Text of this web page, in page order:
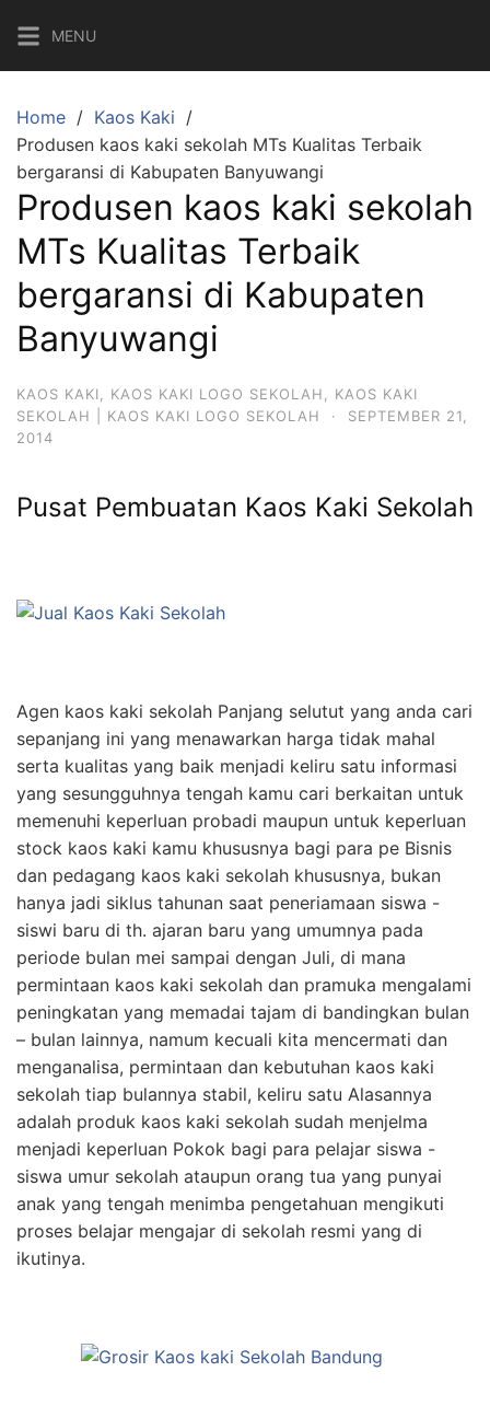
content
MENU
Home
Kaos Kaki
Produsen kaos kaki sekolah MTs Kualitas Terbaik
bergaransi di Kabupaten Banyuwangi
Produsen kaos kaki sekolah
MTs Kualitas Terbaik
bergaransi di Kabupaten
Banyuwangi
KAOS KAKI KAOS KAKI LOGO SEKOLAH
KAOS KAKI
SEKOLAH | KAOS KAKI LOGO SEKOLAH
·
SEPTEMBER 21,
2014
Pusat Pembuatan Kaos Kaki Sekolah
Agen kaos kaki sekolah Panjang selutut yang anda cari
sepanjang ini yang menawarkan harga tidak mahal
serta kualitas yang baik menjadi keliru satu informasi
yang sesungguhnya tengah kamu cari berkaitan untuk
memenuhi keperluan probadi maupun untuk keperluan
stock kaos kaki kamu khususnya bagi para pe Bisnis
dan pedagang kaos kaki sekolah khususnya, bukan
hanya jadi siklus tahunan saat peneriamaan siswa -
siswi baru di th. ajaran baru yang umumnya pada
periode bulan mei sampai dengan Juli, di mana
permintaan kaos kaki sekolah dan pramuka mengalami
peningkatan yang memadai tajam di bandingkan bulan
– bulan lainnya, namum kecuali kita mencermati dan
menganalisa, permintaan dan kebutuhan kaos kaki
sekolah tiap bulannya stabil, keliru satu Alasannya
adalah produk kaos kaki sekolah sudah menjelma
menjadi keperluan Pokok bagi para pelajar siswa -
siswa umur sekolah ataupun orang tua yang punyai
anak yang tengah menimba pengetahuan mengikuti
proses belajar mengajar di sekolah resmi yang di
ikutinya.